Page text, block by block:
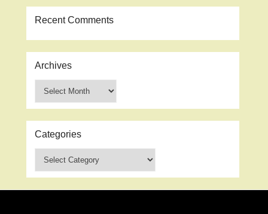
Recent Comments
Archives
Categories